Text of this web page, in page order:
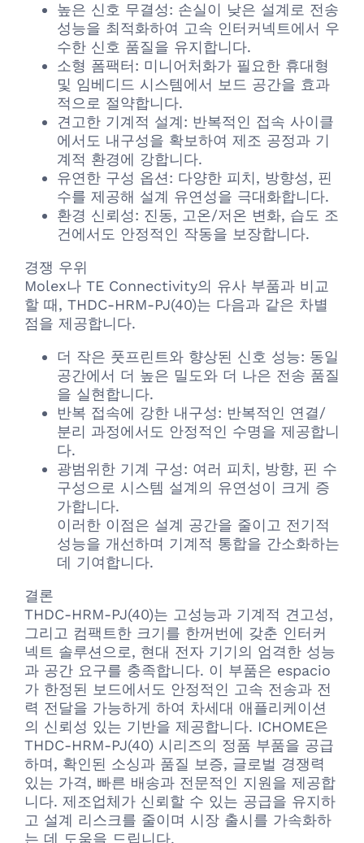
높은 신호 무결성: 손실이 낮은 설계로 전송
성능을 최적화하여 고속 인터커넥트에서 우
수한 신호 품질을 유지합니다.
소형 폼팩터: 미니어처화가 필요한 휴대형
및 임베디드 시스템에서 보드 공간을 효과
적으로 절약합니다.
견고한 기계적 설계: 반복적인 접속 사이클
에서도 내구성을 확보하여 제조 공정과 기
계적 환경에 강합니다.
유연한 구성 옵션: 다양한 피치, 방향성, 핀
수를 제공해 설계 유연성을 극대화합니다.
환경 신뢰성: 진동, 고온/저온 변화, 습도 조
건에서도 안정적인 작동을 보장합니다.
경쟁 우위
Molex나 TE Connectivity의 유사 부품과 비교
할 때, THDC-HRM-PJ(40)는 다음과 같은 차별
점을 제공합니다.
더 작은 풋프린트와 향상된 신호 성능: 동일
공간에서 더 높은 밀도와 더 나은 전송 품질
을 실현합니다.
반복 접속에 강한 내구성: 반복적인 연결/
분리 과정에서도 안정적인 수명을 제공합니
다.
광범위한 기계 구성: 여러 피치, 방향, 핀 수
구성으로 시스템 설계의 유연성이 크게 증
가합니다.
이러한 이점은 설계 공간을 줄이고 전기적
성능을 개선하며 기계적 통합을 간소화하는
데 기여합니다.
결론
THDC-HRM-PJ(40)는 고성능과 기계적 견고성,
그리고 컴팩트한 크기를 한꺼번에 갖춘 인터커
넥트 솔루션으로, 현대 전자 기기의 엄격한 성능
과 공간 요구를 충족합니다. 이 부품은 espacio
가 한정된 보드에서도 안정적인 고속 전송과 전
력 전달을 가능하게 하여 차세대 애플리케이션
의 신뢰성 있는 기반을 제공합니다. ICHOME은
THDC-HRM-PJ(40) 시리즈의 정품 부품을 공급
하며, 확인된 소싱과 품질 보증, 글로벌 경쟁력
있는 가격, 빠른 배송과 전문적인 지원을 제공합
니다. 제조업체가 신뢰할 수 있는 공급을 유지하
고 설계 리스크를 줄이며 시장 출시를 가속화하
는 데 도움을 드립니다.